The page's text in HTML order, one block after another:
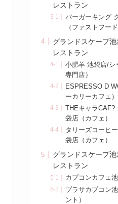
レストラン
バーガーキング
（ファストフード
グランドスケープ
レストラン
小肥羊 池袋店/シ
専門店）
ESPRESSO D
ーカリーカフェ）
THEキャラ
袋店（カフェ）
タリーズコーヒ
袋店（カフェ）
グランドスケープ
レストラン
カプコンカフェ
プラサカプコン
ント）